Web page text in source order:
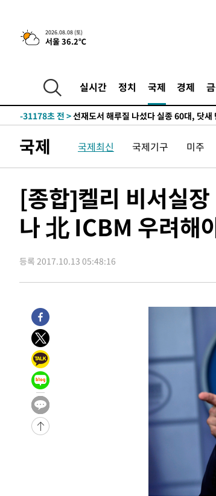
2026.08.08 (토)
서울 36.2℃
실시간 정치 국제 경제
-1617초 전 >
-31178초 전 >선재도서 해루질 나섰다 실종 60대, 닷새
-28088초 전 >
여수 오동도 해상서 모터보트 전복…1명
-24315초 전 >극한폭염 한풀 꺾이지만…'낮 최고 35도'
-19850초 전 >
[속보]'압수수색·성접대 논란' 축구협회
송"
-8471초 전 >'최고 37도' 폭염 지속…강원동해안 최대
-1597초 전 >[속보]뉴욕증시 상승 마감…S&P 0.6% 나
-28732초 전 >남자 농구, 나고야 아시안게임서 '홈팀' 일
-28108초 전 >여수 오동도 해상서 모터보트 전복…1명
주 날씨]
-21353초 전 >
축구협회 "압수수색·성접대 논란 사과…
-19870초 전 >
[속보]'압수수색·성접대 논란' 축구협회
-8491초 전 >
'최고 37도' 폭염 지속…강원동해안 최대
-1617초 전 >
[속보]뉴욕증시 상승 마감…S&P 0.6%
국제 국제최신 국제기구 미주
[종합]켈리 비서실
나 北 ICBM 우려해
등록 2017.10.13 05:48:16